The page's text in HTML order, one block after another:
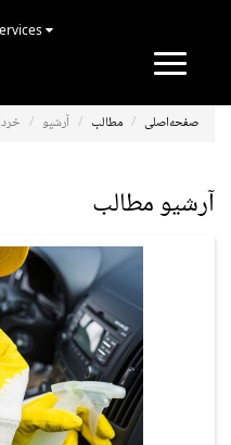
Toggle
صفحه‌اصلی مطالب آرشیو خرداد
آرشیو مطالب